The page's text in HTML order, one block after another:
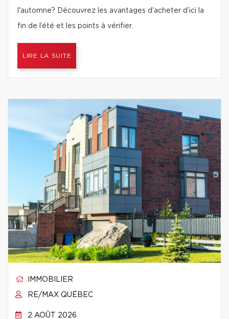
l'automne? Découvrez les avantages d'acheter d’ici la
fin de l’été et les points à vérifier.
LIRE LA SUITE
IMMOBILIER
RE/MAX QUÉBEC
2 AOÛT 2026